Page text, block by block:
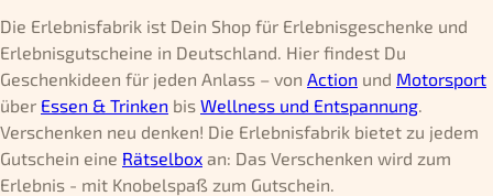
Die Erlebnisfabrik ist Dein Shop für Erlebnisgeschenke und
Erlebnisgutscheine in Deutschland. Hier findest Du
Geschenkideen für jeden Anlass – von Action und Motorsport
über Essen & Trinken bis Wellness und Entspannung.
Verschenken neu denken! Die Erlebnisfabrik bietet zu jedem
Gutschein eine Rätselbox an: Das Verschenken wird zum
Erlebnis - mit Knobelspaß zum Gutschein.